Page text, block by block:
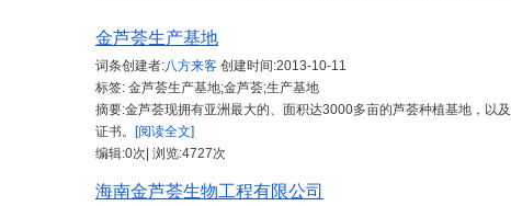
金芦荟生产基地
词条创建者:八方来客 创建时间:2013-10-11
标签: 金芦荟生产基地;金芦荟;生产基地
摘要:金芦荟现拥有亚洲最大的、面积达3000多亩的芦荟种植基地，以
证书。
[阅读全文]
编辑:0次| 浏览:4727次
海南金芦荟生物工程有限公司